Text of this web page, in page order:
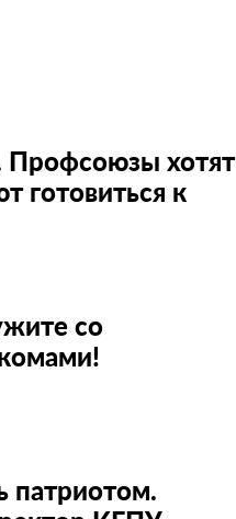
Профсоюзы хотят
готовиться к
со
патриотом.